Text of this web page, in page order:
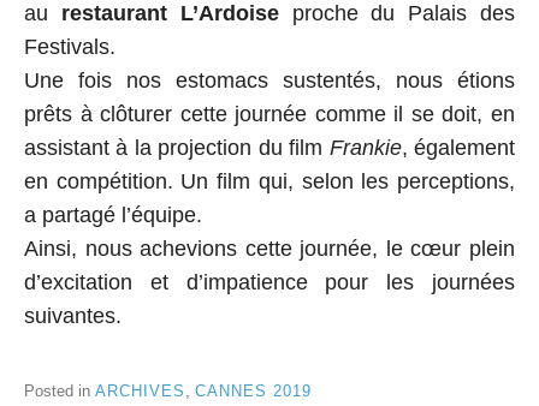
au restaurant L’Ardoiseproche du Palais des
Festivals.
Une fois nos estomacs sustentés, nous étions
prêts à clôturer cette journée comme il se doit, en
assistant à la projection du film Frankie, également
en compétition. Un film qui, selon les perceptions,
a partagé l’équipe.
Ainsi, nous achevions cette journée, le cœur plein
d’excitation et d’impatience pour les journées
suivantes.
Posted in ARCHIVES CANNES 2019